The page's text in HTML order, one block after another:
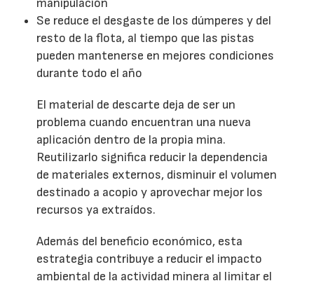
manipulación
Se reduce el desgaste de los dúmperes y del
resto de la flota, al tiempo que las pistas
pueden mantenerse en mejores condiciones
durante todo el año
El material de descarte deja de ser un
problema cuando encuentran una nueva
aplicación dentro de la propia mina.
Reutilizarlo significa reducir la dependencia
de materiales externos, disminuir el volumen
destinado a acopio y aprovechar mejor los
recursos ya extraídos.
Además del beneficio económico, esta
estrategia contribuye a reducir el impacto
ambiental de la actividad minera al limitar el